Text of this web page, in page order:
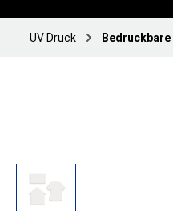
UV Druck Bedruckbare